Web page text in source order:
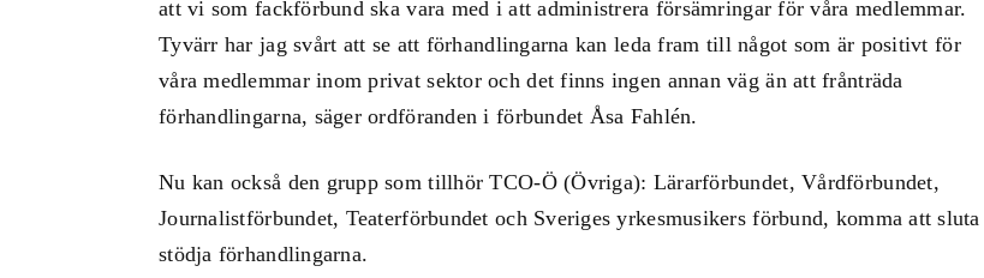
att vi som fackförbund ska vara med i att administrera försämringar för våra medlemmar.
Tyvärr har jag svårt att se att förhandlingarna kan leda fram till något som är positivt för
våra medlemmar inom privat sektor och det finns ingen annan väg än att frånträda
förhandlingarna, säger ordföranden i förbundet Åsa Fahlén.
Nu kan också den grupp som tillhör TCO-Ö (Övriga): Lärarförbundet, Vårdförbundet,
Journalistförbundet, Teaterförbundet och Sveriges yrkesmusikers förbund, komma att sluta
stödja förhandlingarna.